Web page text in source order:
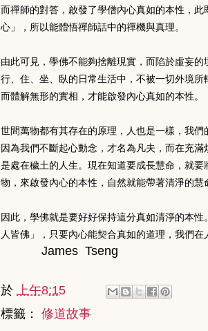
而禪師的對答，啟發了學僧內心真如的本性，此
心」，所以能體悟禪師話中的禪機與真理。
由此可見，學佛不能夠捨離現實，而陷於虛妄的
行、住、坐、臥的日常生活中，不被一切外境所
而體解無形的實相，才能啟發內心真如的本性。
世間萬物都有其存在的原理，人也是一樣，我們
因為我們不斷起心動念，才名為凡夫， 而在充滿
是處在穢土的人生。現在知道要成長慧命，就要
物，來啟發內心的本性，自然就能帶著清淨的慧
因此，學佛就是要好好保持這分真如清淨的本性
人皆佛」，只要內心能契合真如的道理，我們在
James Tseng
於 上午8:15
標籤： 修道故事